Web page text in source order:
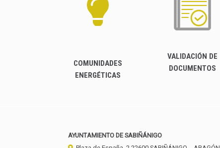
COMUNIDADES
ENERGÉTICAS
VALIDACIÓN DE
DOCUMENTOS
AYUNTAMIENTO DE SABIÑÁNIGO